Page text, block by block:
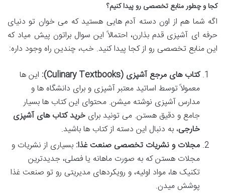
کجا و چطور منابع تخصصی رو پیدا کنیم؟
اگه شما هم از اون دسته آدم هایی هستید که می خوان تو دنیای
حرفه ای آشپزی قدم بذارن، احتمالاً این سوال براتون پیش میاد که
این منابع تخصصی رو از کجا پیدا کنید. خب، چندین راه وجود داره:
کتاب های مرجع آشپزی (Culinary Textbooks):
این ها
معمولاً توسط اساتید معتبر آشپزی و برای دانشگاه ها و
مدارس آشپزی نوشته میشن. محتوای این کتاب ها بسیار
جامع و دقیق هستن. می تونید برای خرید کتاب های آشپزی
خارجی، به دنبال این دسته از کتاب ها باشید.
مجلات و نشریات تخصصی صنعت غذا: بسیاری از نشریات و
مجلات هستن که به صورت ماهانه یا فصلی، جدیدترین
تکنیک ها، مواد اولیه، و رویکردهای مدیریتی رو تو صنعت غذا
پوشش میدن.